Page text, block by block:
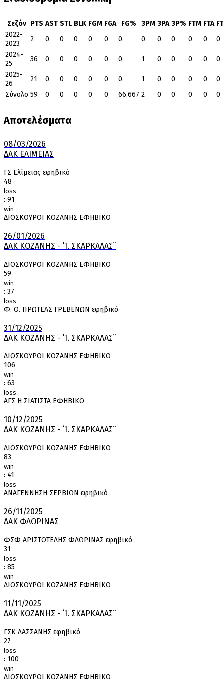
Σεζόν PTS AST STL BLK FGM FGA FG% 3PM 3PA 3P% FTM FTA
2022-
2023
2 0 0 0 0 0 0 0 0 0 0 0
0
2024-
25
36 0 0 0 0 0 0 1 0 0 0 0
0
2025-
26
21 0 0 0 0 0 0 1 0 0 0 0
0
Σύνολο 59 0 0 0 0 0 66.667 2 0 0 0 0 0
Αποτελέσματα
08/03/2026
ΔΑΚ ΕΛΙΜΕΙΑΣ
ΓΣ Ελίμειας εφηβικό
48
loss
: 91
win
ΔΙΟΣΚΟΥΡΟΙ ΚΟΖΑΝΗΣ ΕΦΗΒΙΚΟ
26/01/2026
ΔΑΚ ΚΟΖΑΝΗΣ - ΄Ί. ΣΚΑΡΚΑΛΑΣ¨
ΔΙΟΣΚΟΥΡΟΙ ΚΟΖΑΝΗΣ ΕΦΗΒΙΚΟ
59
win
: 37
loss
Φ. Ο. ΠΡΩΤΕΑΣ ΓΡΕΒΕΝΩΝ εφηβικό
31/12/2025
ΔΑΚ ΚΟΖΑΝΗΣ - ΄Ί. ΣΚΑΡΚΑΛΑΣ¨
ΔΙΟΣΚΟΥΡΟΙ ΚΟΖΑΝΗΣ ΕΦΗΒΙΚΟ
106
win
: 63
loss
ΑΓΣ Η ΣΙΑΤΙΣΤΑ ΕΦΗΒΙΚΟ
10/12/2025
ΔΑΚ ΚΟΖΑΝΗΣ - ΄Ί. ΣΚΑΡΚΑΛΑΣ¨
ΔΙΟΣΚΟΥΡΟΙ ΚΟΖΑΝΗΣ ΕΦΗΒΙΚΟ
83
win
: 41
loss
ΑΝΑΓΕΝΝΗΣΗ ΣΕΡΒΙΩΝ εφηβικό
26/11/2025
ΔΑΚ ΦΛΩΡΙΝΑΣ
ΦΣΦ ΑΡΙΣΤΟΤΕΛΗΣ ΦΛΩΡΙΝΑΣ εφηβικό
31
loss
: 85
win
ΔΙΟΣΚΟΥΡΟΙ ΚΟΖΑΝΗΣ ΕΦΗΒΙΚΟ
11/11/2025
ΔΑΚ ΚΟΖΑΝΗΣ - ΄Ί. ΣΚΑΡΚΑΛΑΣ¨
ΓΣΚ ΛΑΣΣΑΝΗΣ εφηβικό
27
loss
: 100
win
ΔΙΟΣΚΟΥΡΟΙ ΚΟΖΑΝΗΣ ΕΦΗΒΙΚΟ